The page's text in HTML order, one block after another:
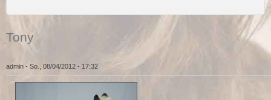
Tony
admin - So., 08/04/2012 - 17:32